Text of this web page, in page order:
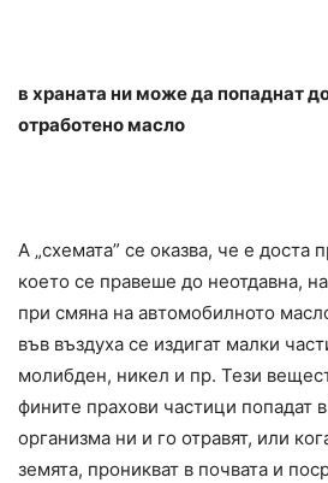
в храната ни може да попаднат
отработено масло
А „схемата” се оказва, че е доста
което се правеше до неотдавна,
при смяна на автомобилното
във въздуха се издигат малки
молибден, никел и пр. Тези
фините прахови частици попадат
организма ни и го отравят, или
земята, проникват в почвата и